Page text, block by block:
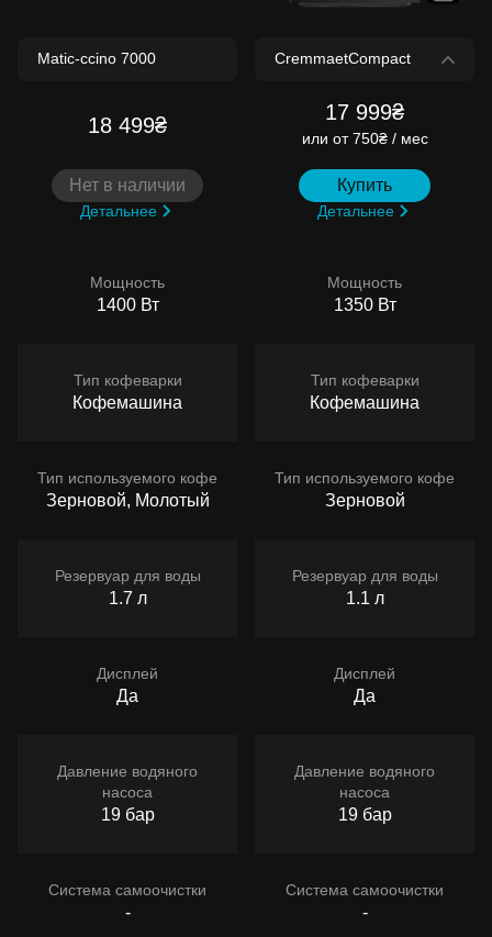
18 499₴
Нет в наличии
Детальнее
Мощность
1400 Вт
Тип кофеварки
Кофемашина
Тип используемого кофе
Зерновой, Молотый
Резервуар для воды
1.7 л
Дисплей
Да
Давление водяного
насоса
19 бар
Система самоочистки
-
17 999₴
или от 750₴ / мес
Купить
Детальнее
Мощность
1350 Вт
Тип кофеварки
Кофемашина
Тип используемого кофе
Зерновой
Резервуар для воды
1.1 л
Дисплей
Да
Давление водяного
насоса
19 бар
Система самоочистки
-